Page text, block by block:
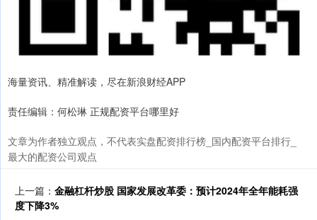
海量资讯、精准解读，尽在新浪财经APP
责任编辑：何松琳 正规配资平台哪里好
文章为作者独立观点，不代表实盘配资排行榜_国内配资平台排行_
最大的配资公司观点
上一篇： 金融杠杆炒股 国家发展改革委：预计2024年全年能耗强
度下降3%